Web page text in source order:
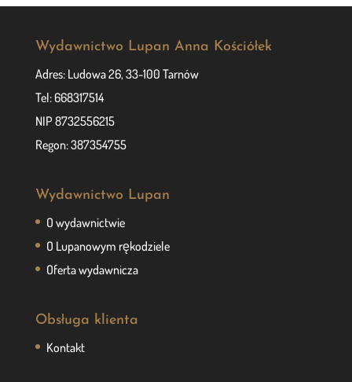
Wydawnictwo Lupan Anna Kościółek
Adres: Ludowa 26, 33-100 Tarnów
Tel: 668317514
NIP 8732556215
Regon: 387354755
Wydawnictwo Lupan
O wydawnictwie
O Lupanowym rękodziele
Oferta wydawnicza
Obsługa klienta
Kontakt